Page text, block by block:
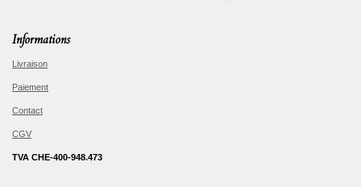
Informations
Livraison
Paiement
Contact
CGV
TVA CHE-400-948.473